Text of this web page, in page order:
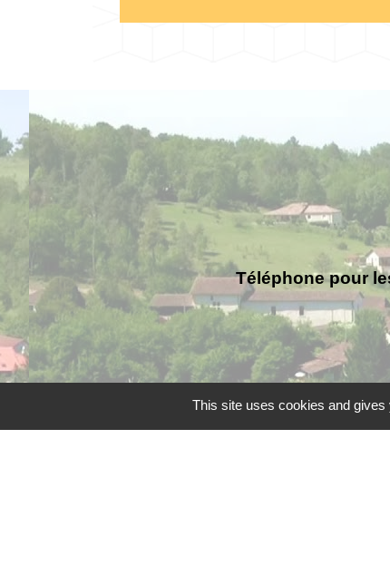
Téléphone pour
This site uses cookies and